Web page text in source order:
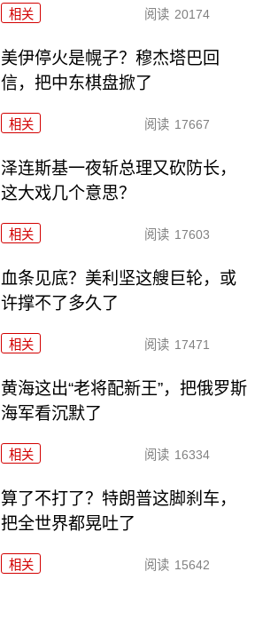
相关 阅读 20174
美伊停火是幌子？穆杰塔巴回
信，把中东棋盘掀了
相关 阅读 17667
泽连斯基一夜斩总理又砍防长，
这大戏几个意思？
相关 阅读 17603
血条见底？美利坚这艘巨轮，或
许撑不了多久了
相关 阅读 17471
黄海这出“老将配新王”，把俄罗斯
海军看沉默了
相关 阅读 16334
算了不打了？特朗普这脚刹车，
把全世界都晃吐了
相关 阅读 15642